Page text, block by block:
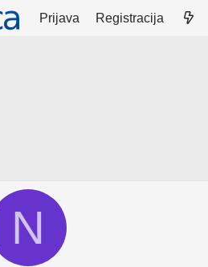
Prijava Registracija
N